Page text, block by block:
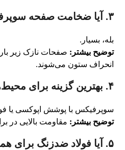
۳. آیا ضخامت صفحه سوپرفیکس اهمیت دارد؟
بله، بسیار.
توضیح بیشتر: صفحات نازک زیر
انحراف ستون می‌شوند.
۴. بهترین گزینه برای محیط‌های صنعتی چیست؟
سوپرفیکس با پوشش اپوکسی یا
توضیح بیشتر: مقاومت بالایی در
۵. آیا فولاد ضدزنگ برای